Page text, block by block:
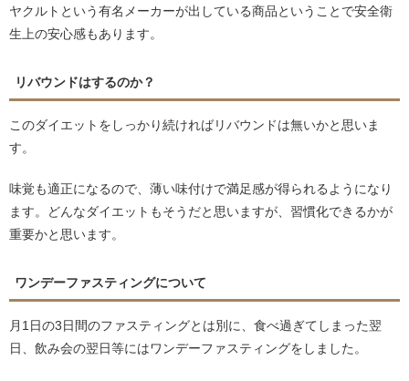
ヤクルトという有名メーカーが出している商品ということで安全衛
生上の安心感もあります。
リバウンドはするのか？
このダイエットをしっかり続ければリバウンドは無いかと思いま
す。
味覚も適正になるので、薄い味付けで満足感が得られるようになり
ます。どんなダイエットもそうだと思いますが、習慣化できるかが
重要かと思います。
ワンデーファスティングについて
月1日の3日間のファスティングとは別に、食べ過ぎてしまった翌
日、飲み会の翌日等にはワンデーファスティングをしました。